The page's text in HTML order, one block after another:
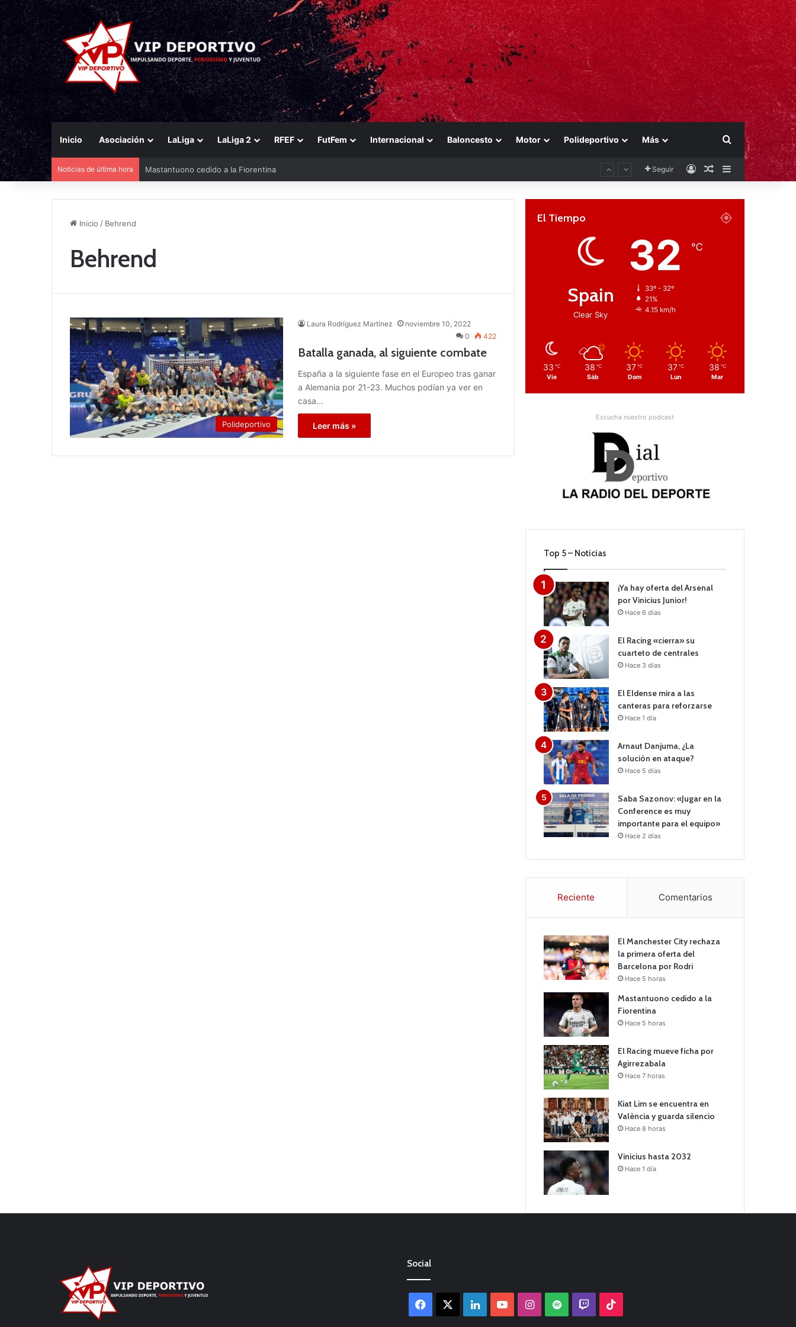
Inicio Asociación LaLiga LaLiga 2 RFEF FutFem Internacional Baloncesto Motor Polideportivo Más Buscar por
Noticias de última hora Mastantuono cedido a la Fiorentina Seguir AccesoPublicación al
Barra lateral
Inicio / Behrend
Behrend
Polideportivo
Laura Rodríguez Martínez
noviembre 10, 2022
0
422
Batalla ganada, al siguiente combate
España a la siguiente fase en el Europeo tras ganar
a Alemania por 21-23. Muchos podían ya ver en
casa…
Leer más »
El Tiempo
Spain
Clear Sky
32 ℃
33º - 32º
21%
4.15 km/h
33 ℃
Vie
38 ℃
Sáb
37 ℃
Dom
37 ℃
Lun
38 ℃
Mar
Escucha nuestro podcast
Top 5 – Noticias
¡Ya hay oferta del Arsenal
por Vinicius Junior!
Hace 6 días
El Racing «cierra» su
cuarteto de centrales
Hace 3 días
El Eldense mira a las
canteras para reforzarse
Hace 1 día
Arnaut Danjuma, ¿La
solución en ataque?
Hace 5 días
Saba Sazonov: «Jugar en la
Conference es muy
importante para el equipo»
Hace 2 días
Reciente Comentarios
El Manchester City rechaza
la primera oferta del
Barcelona por Rodri
Hace 5 horas
Mastantuono cedido a la
Fiorentina
Hace 5 horas
El Racing mueve ficha por
Agirrezabala
Hace 7 horas
Kiat Lim se encuentra en
València y guarda silencio
Hace 8 horas
Vinicius hasta 2032
Hace 1 día
Social
Facebook LinkedInYouTubeInstagram
Spotify Twitch